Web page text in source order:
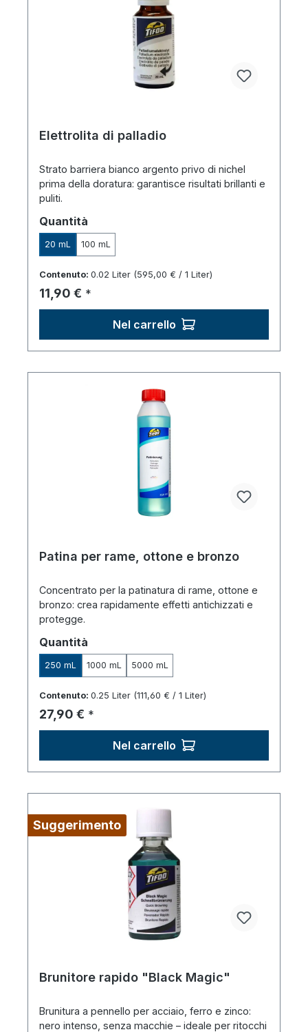
Elettrolita di palladio
Strato barriera bianco argento privo di nichel
prima della doratura: garantisce risultati brillanti e
puliti.
Seleziona
Quantità
20 mL 100 mL
Contenuto: 0.02 Liter (595,00 € / 1 Liter)
Prezzo normale:
11,90 € *
Nel carrello
Patina per rame, ottone e bronzo
Concentrato per la patinatura di rame, ottone e
bronzo: crea rapidamente effetti antichizzati e
protegge.
Seleziona
Quantità
250 mL 1000 mL 5000 mL
Contenuto: 0.25 Liter (111,60 € / 1 Liter)
Prezzo normale:
27,90 € *
Nel carrello
Suggerimento
Brunitore rapido "Black Magic"
Brunitura a pennello per acciaio, ferro e zinco:
nero intenso, senza macchie – ideale per ritocchi